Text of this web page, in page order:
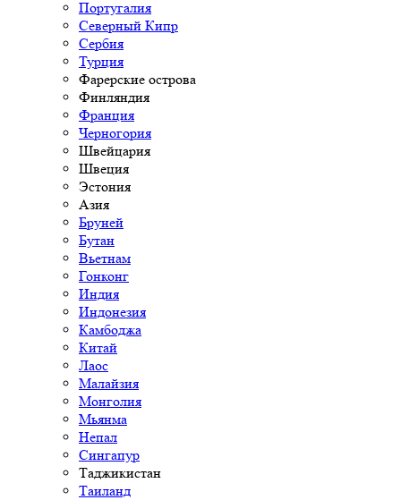
Португалия
Северный Кипр
Сербия
Турция
Фарерские острова
Финляндия
Франция
Черногория
Швейцария
Швеция
Эстония
Азия
Бруней
Бутан
Вьетнам
Гонконг
Индия
Индонезия
Камбоджа
Китай
Лаос
Малайзия
Монголия
Мьянма
Непал
Сингапур
Таджикистан
Таиланд